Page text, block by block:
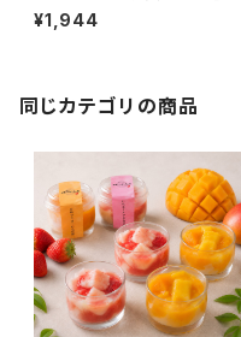
温便】JAL機内食 チーズ饅頭 ク
ッキー クリームチーズ 高千穂バ
¥1,944
同じカテゴリの商品